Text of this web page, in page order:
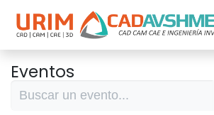
Eventos